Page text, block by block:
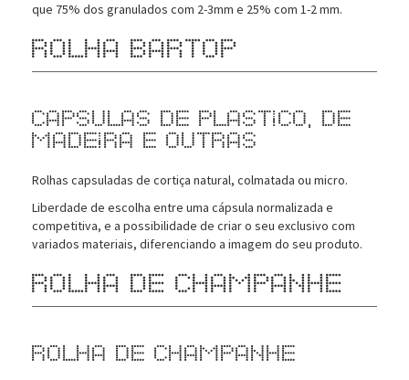
que 75% dos granulados com 2-3mm e 25% com 1-2 mm.
Rolha Bartop
Capsulas de Plastico, de
Madeira e outras
Rolhas capsuladas de cortiça natural, colmatada ou micro.
Liberdade de escolha entre uma cápsula normalizada e
competitiva, e a possibilidade de criar o seu exclusivo com
variados materiais, diferenciando a imagem do seu produto.
Rolha de Champanhe
Rolha de Champanhe